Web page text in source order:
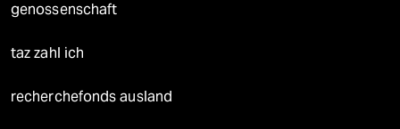
genossenschaft
taz zahl ich
recherchefonds ausland